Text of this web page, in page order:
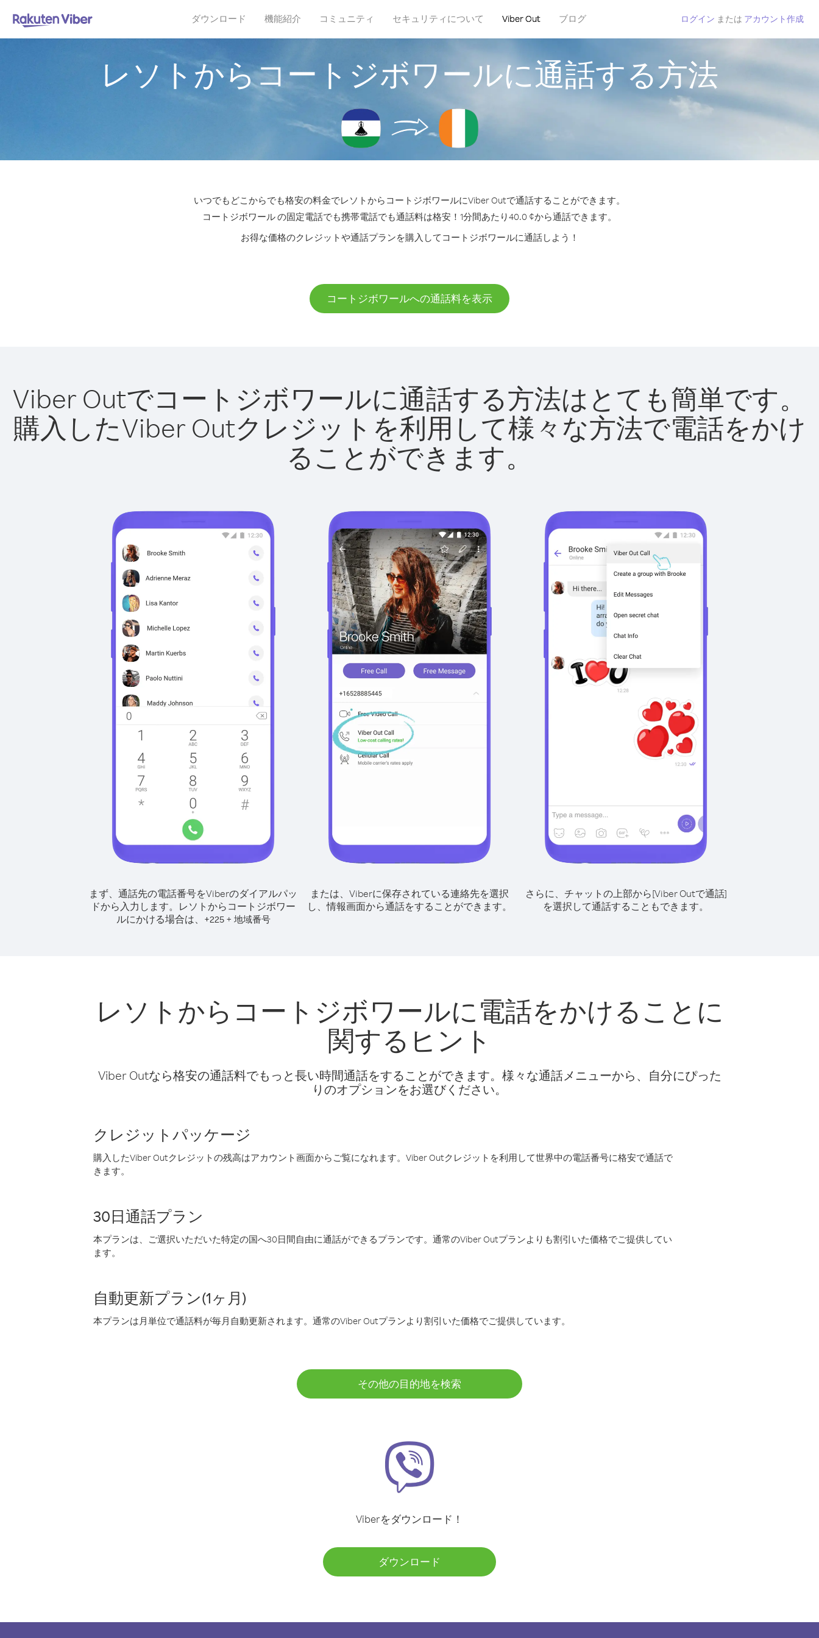
ダウンロード 機能紹介 コミュニティ セキュリティについて Viber Out ブログ ログイン または アカウント作成
レソトからコートジボワールに通話する方法
いつでもどこからでも格安の料金でレソトからコートジボワールにViber Outで通話することができます。
コートジボワール の固定電話でも携帯電話でも通話料は格安！1分間あたり40.0 ¢から通話できます。
お得な価格のクレジットや通話プランを購入してコートジボワールに通話しよう！
コートジボワールへの通話料を表示
Viber Outでコートジボワールに通話する方法はとても簡単です。
購入したViber Outクレジットを利用して様々な方法で電話をかけ
ることができます。
まず、通話先の電話番号をViberのダイアルパッ
ドから入力します。 レソトからコートジボワー
ルにかける場合は、
+225+ 地域番号
または、Viberに保存されている連絡先を選択
し、情報画面から通話をすることができます。
さらに、チャットの上部から[Viber Outで通話]
を選択して通話することもできます。
レソトからコートジボワールに電話をかけることに
関するヒント
Viber Outなら格安の通話料でもっと長い時間通話をすることができます。様々な通話メニューから、自分にぴった
りのオプションをお選びください。
クレジットパッケージ
購入したViber Outクレジットの残高はアカウント画面からご覧になれます。Viber Outクレジットを利用して世界中の電話番号に格安で通話で
きます。
30日通話プラン
本プランは、ご選択いただいた特定の国へ30日間自由に通話ができるプランです。通常のViber Outプランよりも割引いた価格でご提供してい
ます。
自動更新プラン(1ヶ月)
本プランは月単位で通話料が毎月自動更新されます。通常のViber Outプランより割引いた価格でご提供しています。
その他の目的地を検索
Viberをダウンロード！
ダウンロード